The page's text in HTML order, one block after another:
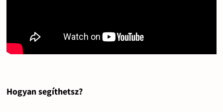
Hogyan segíthetsz?